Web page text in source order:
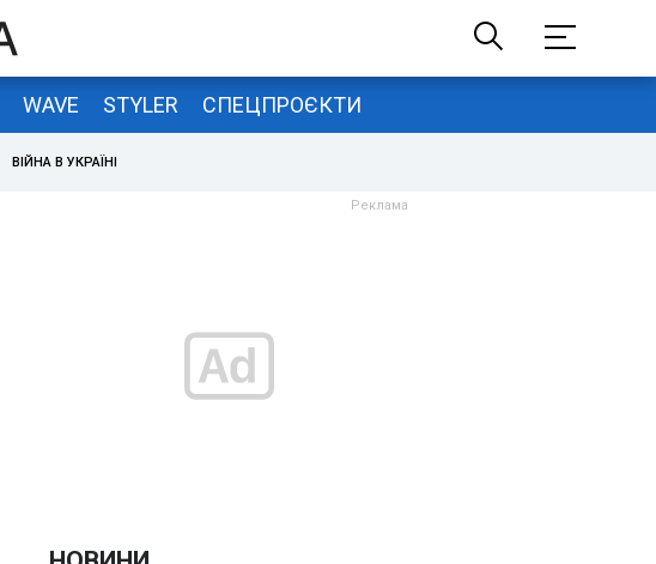
WAVE STYLER СПЕЦПРОЄКТИ
ВІЙНА В УКРАЇНІ